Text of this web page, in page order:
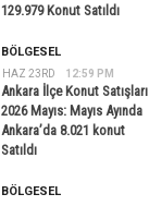
129.979 Konut Satıldı
HAZ 23RD 12:59 PM
BÖLGESEL
Ankara İlçe Konut Satışları
2026 Mayıs: Mayıs Ayında
Ankara’da 8.021 konut
Satıldı
BÖLGESEL